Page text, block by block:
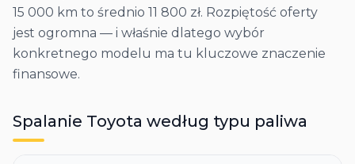
15 000 km to średnio 11 800 zł. Rozpiętość oferty
jest ogromna — i właśnie dlatego wybór
konkretnego modelu ma tu kluczowe znaczenie
finansowe.
Spalanie Toyota według typu paliwa